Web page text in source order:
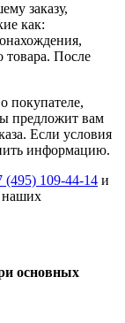
заказу,
как:
товара. После
покупателе,
предложит вам
Если условия
информацию.
(495) 109-44-14 и
наших
основных